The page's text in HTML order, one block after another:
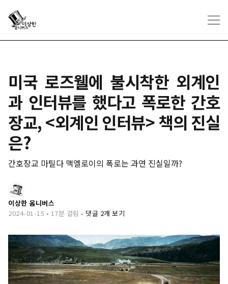
미국 로즈웰에 불시착한 외계인
과 인터뷰를 했다고 폭로한 간호
장교, <외계인 인터뷰> 책의 진실
은?
간호장교 마틸다 맥엘로이의 폭로는 과연 진실일까?
이상한 옴니버스
2024-01-15 - 17분 걸림 - 댓글 2개 보기